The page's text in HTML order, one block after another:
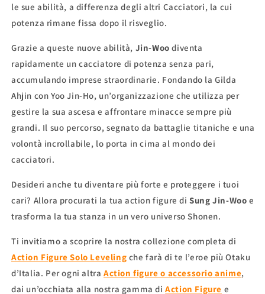
le sue abilità, a differenza degli altri Cacciatori, la cui
potenza rimane fissa dopo il risveglio.
Grazie a queste nuove abilità, Jin-Woo diventa
rapidamente un cacciatore di potenza senza pari,
accumulando imprese straordinarie. Fondando la Gilda
Ahjin con Yoo Jin-Ho, un’organizzazione che utilizza per
gestire la sua ascesa e affrontare minacce sempre più
grandi. Il suo percorso, segnato da battaglie titaniche e una
volontà incrollabile, lo porta in cima al mondo dei
cacciatori.
Desideri anche tu diventare più forte e proteggere i tuoi
cari? Allora procurati la tua action figure diSung Jin-Wooe
trasforma la tua stanza in un vero universo Shonen.
Ti invitiamo a scoprire la nostra collezione completa di
Action Figure Solo Leveling che farà di te l’eroe più Otaku
d’Italia. Per ogni altra Action figure o accessorio anime,
dai un’occhiata alla nostra gamma diAction Figure e